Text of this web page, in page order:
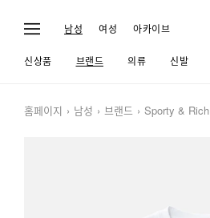
남성 여성 아카이브
신상품 브랜드 의류 신발
홈페이지 남성 브랜드 Sporty & Rich